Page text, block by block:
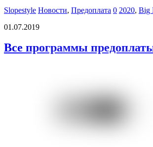
Slopestyle Новости, Предоплата 0 2020, Big
01.07.2019
Все программы